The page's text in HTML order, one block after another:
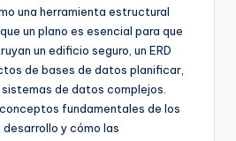
una herramienta estructural
un plano es esencial para que
un edificio seguro, un ERD
de bases de datos planificar,
de datos complejos.
fundamentales de los
desarrollo y cómo las